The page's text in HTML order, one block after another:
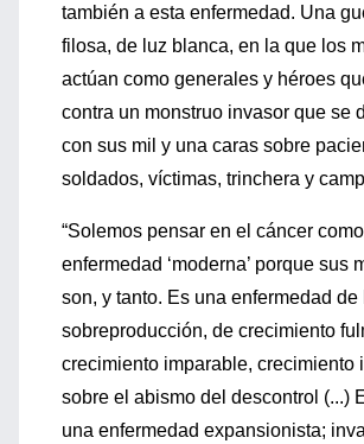
también a esta enfermedad. Una
filosa, de luz blanca, en la que los
actúan como generales y héroes
contra un monstruo invasor que se
con sus mil y una caras sobre
soldados, víctimas, trinchera y
“Solemos pensar en el cáncer
enfermedad ‘moderna’ porque sus
son, y tanto. Es una enfermedad de
sobreproducción, de crecimiento
crecimiento imparable, crecimiento
sobre el abismo del descontrol (...)
una enfermedad expansionista;